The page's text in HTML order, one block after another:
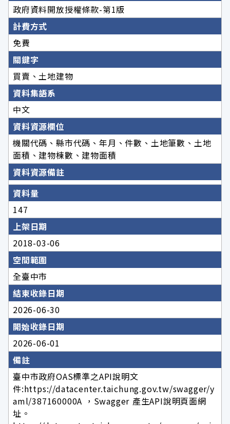
政府資料開放授權條款-第1版
計費方式
免費
關鍵字
買賣、土地建物
資料集語系
中文
資料資源欄位
機關代碼、縣市代碼、年月、件數、土地筆數、土地
面積、建物棟數、建物面積
資料資源備註
資料量
147
上架日期
2018-03-06
空間範圍
全臺中市
結束收錄日期
2026-06-30
開始收錄日期
2026-06-01
備註
臺中市政府OAS標準之API說明文
件:https://datacenter.taichung.gov.tw/swagger/y
aml/387160000A ，Swagger 產生API說明頁面網
址。